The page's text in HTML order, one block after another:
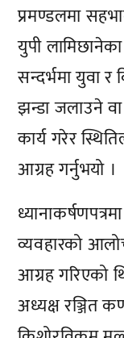
प्रमण्डलमा
युपी
सन्दर्भमा युवा र
झन्डा जलाउने वा
कार्य गरेर
आग्रह गर्नुभयो ।
व्यवहारको
आग्रह गरिएको
अध्यक्ष रञ्जित